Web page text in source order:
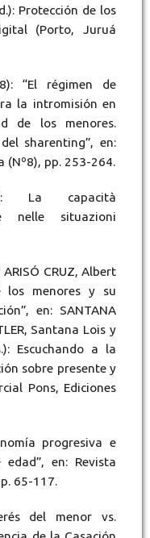
Protección de los
(Porto, Juruá
“El régimen de
la intromisión en
de los menores.
sharenting”, en:
(Nº8), pp. 253-264.
La capacità
nelle situazioni
ARISÓ CRUZ, Albert
los menores y su
en: SANTANA
Santana Lois y
Escuchando a la
sobre presente y
Pons, Ediciones
progresiva e
en: Revista
65-117.
del menor vs.